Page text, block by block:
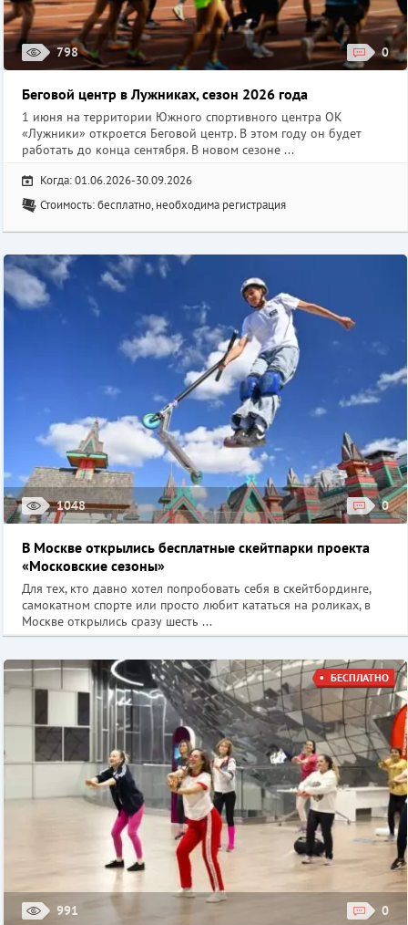
798 0
Беговой центр в Лужниках, сезон 2026 года
1 июня на территории Южного спортивного центра ОК
«Лужники» откроется Беговой центр. В этом году он будет
работать до конца сентября. В новом сезоне ...
Когда: 01.06.2026-30.09.2026
Стоимость: бесплатно, необходима регистрация
1048 0
В Москве открылись бесплатные скейтпарки проекта
«Московские сезоны»
Для тех, кто давно хотел попробовать себя в скейтбординге,
самокатном спорте или просто любит кататься на роликах, в
Москве открылись сразу шесть ...
991 0
БЕСПЛАТНО